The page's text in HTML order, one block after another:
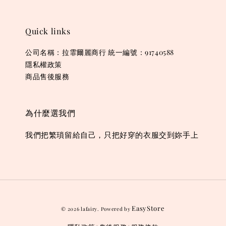
Quick links
公司名稱：拉霏爾麗商行 統一編號：91740588
隱私權政策
商品售後服務
為什麼選我們
我們把繁瑣留給自己，只把好穿的衣服交到妳手上
© 2026 lafairy. Powered byEasyStore